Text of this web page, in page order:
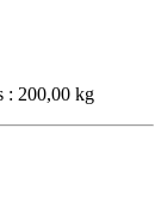
: 200,00 kg